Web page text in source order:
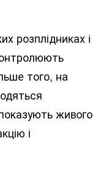
розплідниках і
того, на
живого
і